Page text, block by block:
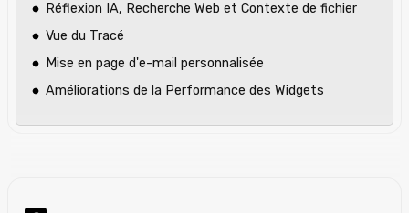
Réflexion IA, Recherche Web et Contexte de fichier
Vue du Tracé
Mise en page d'e-mail personnalisée
Améliorations de la Performance des Widgets